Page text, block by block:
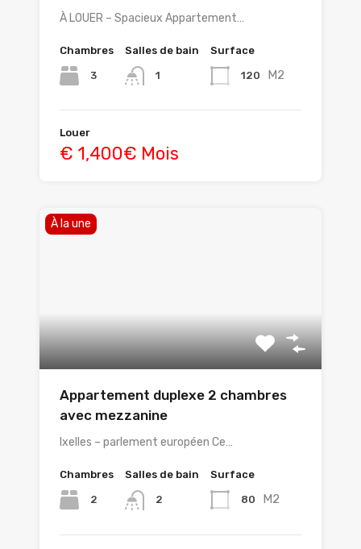
À LOUER – Spacieux Appartement…
Chambres
3
Salles de bain
1
Surface
120 M2
Louer
€ 1,400€ Mois
À la une
Appartement duplexe 2 chambres
avec mezzanine
Ixelles – parlement européen Ce…
Chambres
2
Salles de bain
2
Surface
80 M2